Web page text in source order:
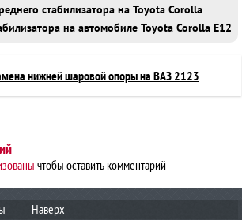
стабилизатора на Toyota Corolla
на автомобиле Toyota Corolla E12
нижней шаровой опоры на ВАЗ 2123
чтобы оставить комментарий
Наверх